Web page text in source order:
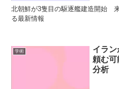
北朝鮮が3隻目の駆逐艦建造開始
る最新情報
学術
イラン
頼む
分析